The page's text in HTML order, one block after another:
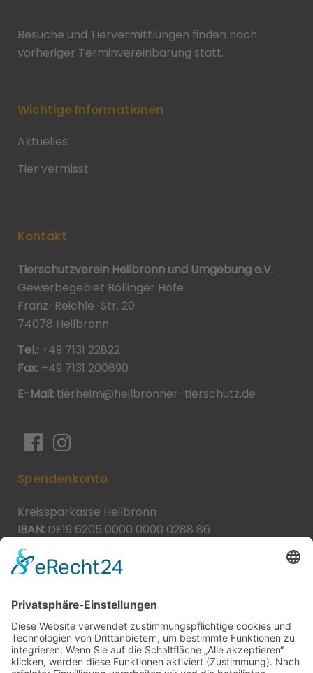
Besuche und Tiervermittlungen finden nach
vorheriger Terminvereinbarung statt.
Wichtige Informationen
Aktuelles
Tier vermisst
Kontakt
Tierschutzverein Heilbronn und Umgebung e.V.
Gewerbegebiet Böllinger Höfe
Franz-Reichle-Str. 20
74078 Heilbronn
Tel.: +49 7131 22822
Fax: +49 7131 200690
E-Mail: tierheim@heilbronner-tierschutz.de
Spendenkonto
Kreissparkasse Heilbronn
IBAN: DE19 6205 0000 0000 0288 86
BIC:
Spende direkt via PayPal
JETZT SPENDEN
paypal@heilbronner-tierschutz.de